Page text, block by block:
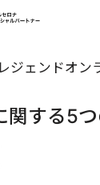
ジェンドオン
関する5